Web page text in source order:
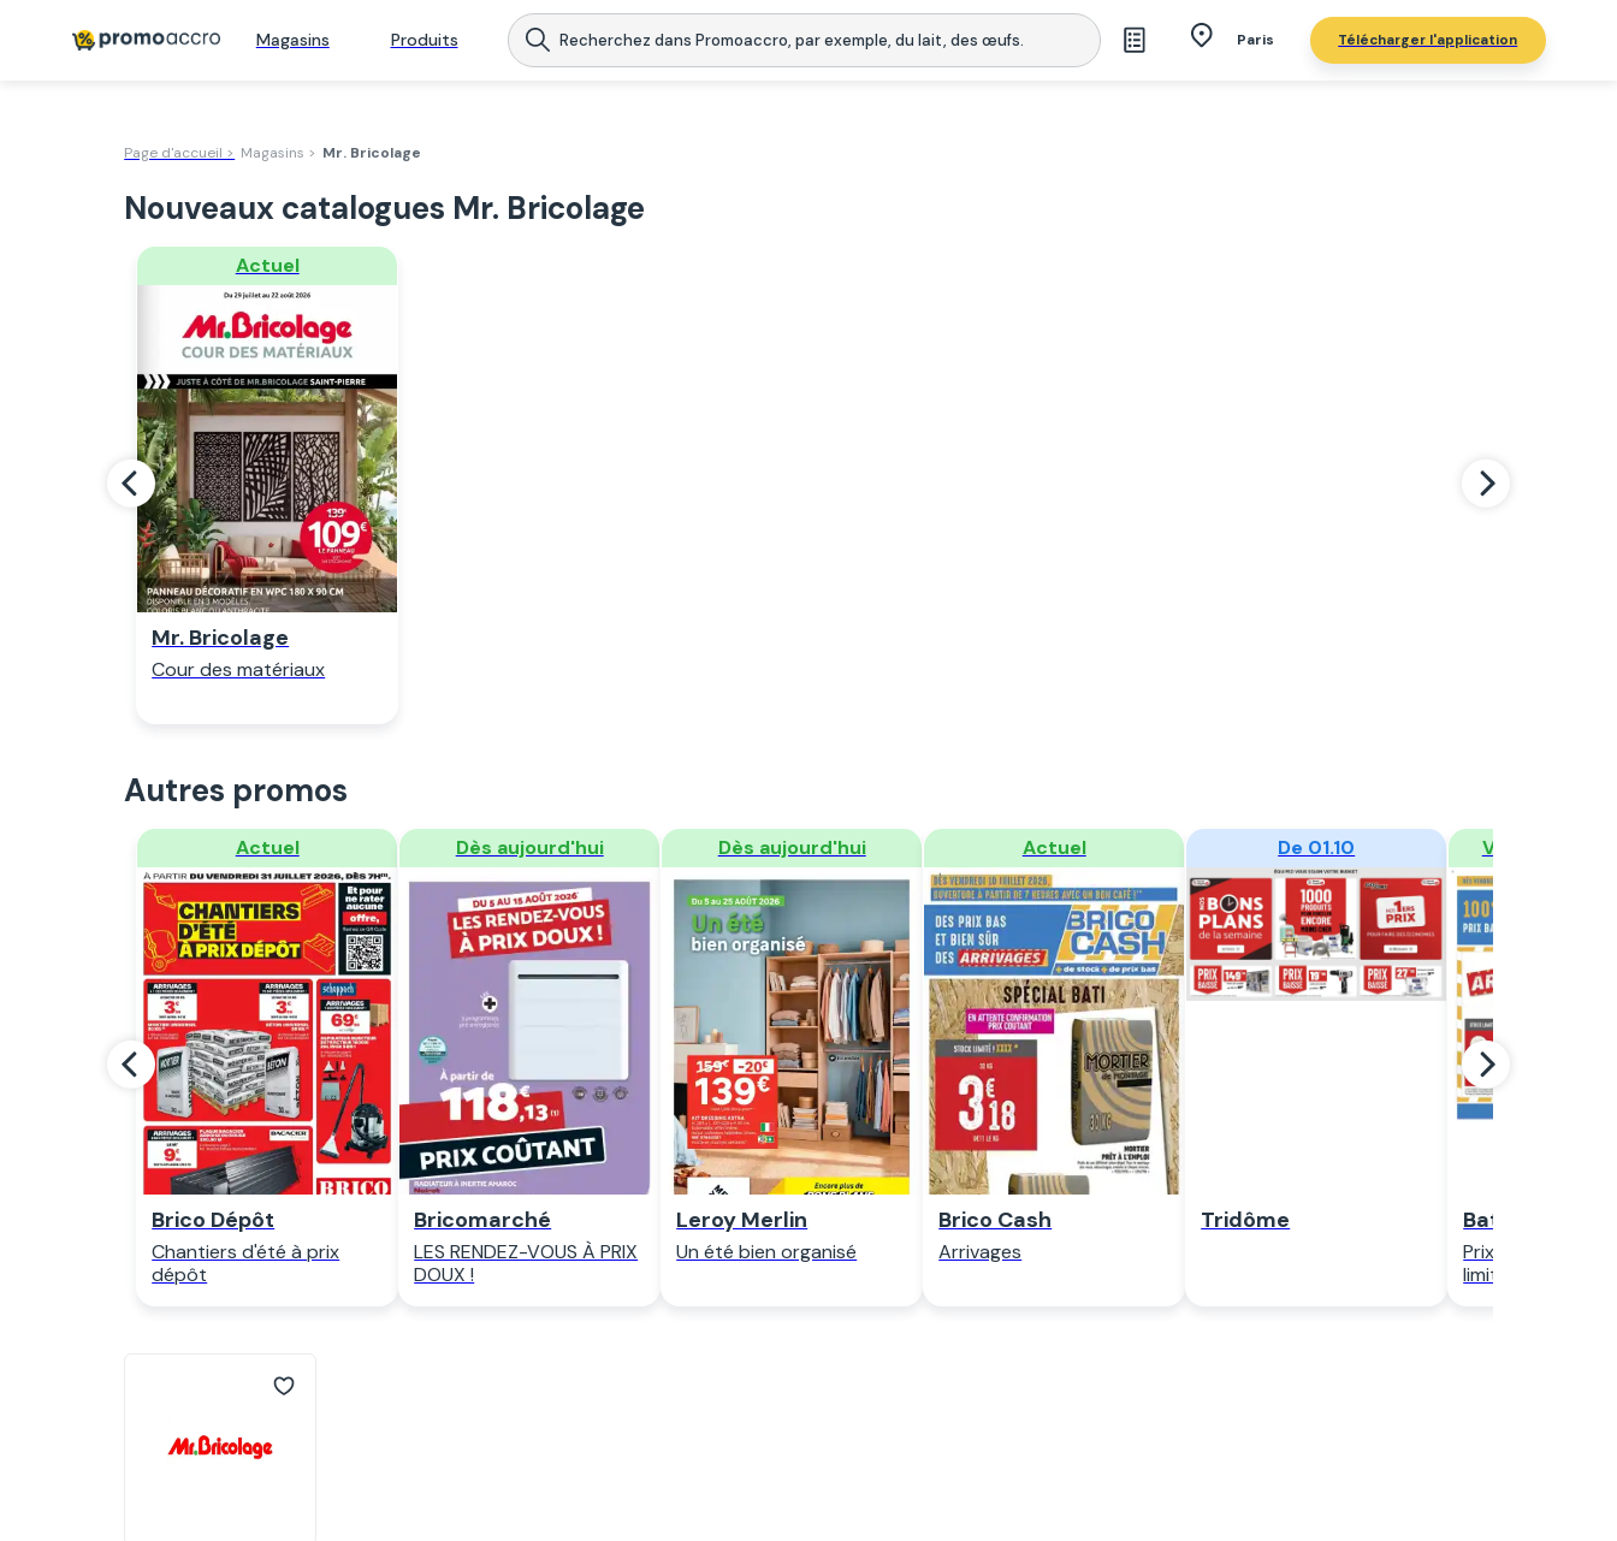
Magasins Produits Paris Télécharger l'application
Page d'accueil > Magasins > Mr. Bricolage
Nouveaux catalogues Mr. Bricolage
Regarder
Mr. Bricolage
Cour des matériaux
Autres promos
Regarder
Brico Dépôt
Chantiers d'été à prix
dépôt
Regarder
Bricomarché
LES RENDEZ-VOUS À PRIX
DOUX !
Regarder
Leroy Merlin
Un été bien organisé
Regarder
Brico Cash
Arrivages
Tridôme Batkor
Prix bas en
limitée